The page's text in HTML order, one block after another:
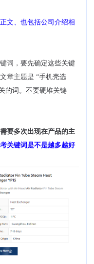
文、也包括公司介绍相
词，要先确定这些关键
章主题是 “手机壳选
的词。不要硬堆关键
要多次出现在产品的主
关键词是不是越多越好